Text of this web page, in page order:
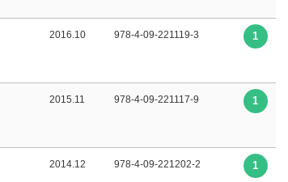
2016.10 978-4-09-221119-3 1
2015.11 978-4-09-221117-9 1
2014.12 978-4-09-221202-2 1